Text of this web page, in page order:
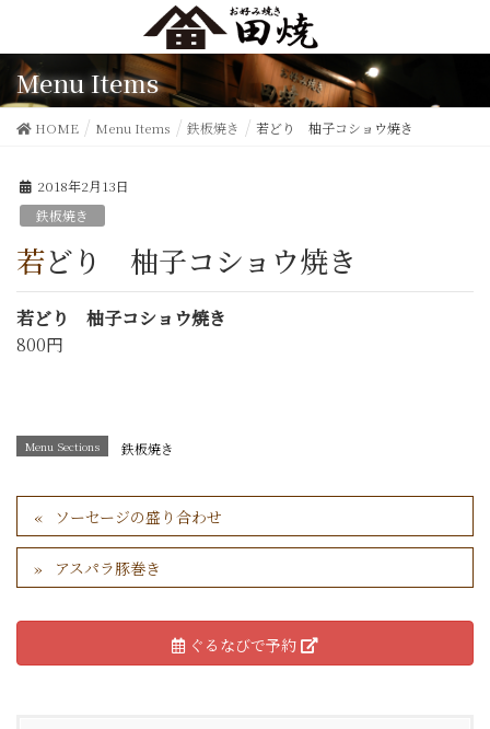
Menu Items
HOME Menu Items 鉄板焼き 若どり 柚子コショウ焼き
2018年2月13日
鉄板焼き
若どり 柚子コショウ焼き
若どり 柚子コショウ焼き
800円
Menu Sections 鉄板焼き
ソーセージの盛り合わせ
アスパラ豚巻き
ぐるなびで予約